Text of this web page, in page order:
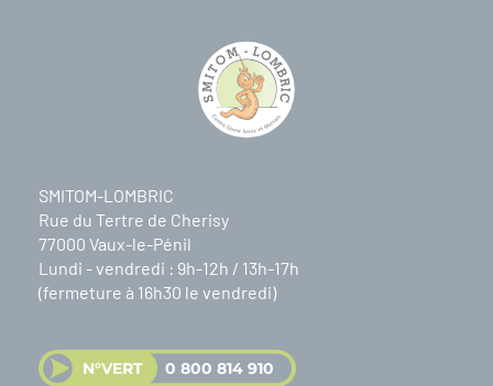
SMITOM-LOMBRIC
Rue du Tertre de Cherisy
77000 Vaux-le-Pénil
Lundi - vendredi : 9h-12h / 13h-17h
(fermeture à 16h30 le vendredi)
N°VERT 0 800 814 910